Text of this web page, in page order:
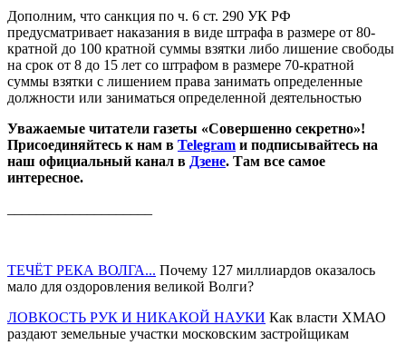
Дополним, что санкция по ч. 6 ст. 290 УК РФ
предусматривает наказания в виде штрафа в размере от 80-
кратной до 100 кратной суммы взятки либо лишение свободы
на срок от 8 до 15 лет со штрафом в размере 70-кратной
суммы взятки с лишением права занимать определенные
должности или заниматься определенной деятельностью
Уважаемые читатели газеты «Совершенно секретно»!
Присоединяйтесь к нам в Telegram и подписывайтесь на
наш официальный канал в Дзене. Там все самое
интересное.
ТЕЧЁТ РЕКА ВОЛГА... Почему 127 миллиардов оказалось
мало для оздоровления великой Волги?
ЛОВКОСТЬ РУК И НИКАКОЙ НАУКИ Как власти ХМАО
раздают земельные участки московским застройщикам